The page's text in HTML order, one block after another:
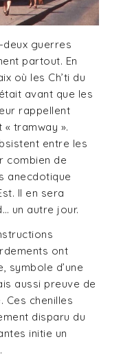
deux guerres
partout. En
où les Ch’ti du
avant que les
rappellent
tramway ».
entre les
combien de
anecdotique
Il en sera
un autre jour.
ont
symbole d’une
aussi preuve de
Ces chenilles
disparu du
initie un